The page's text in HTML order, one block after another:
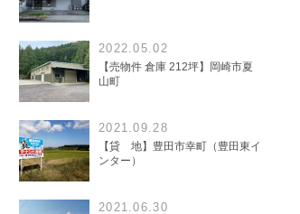
2022.05.02
【売物件 倉庫 212坪】岡崎市夏
山町
2021.09.28
【貸 地】豊田市幸町（豊田東イ
ンター）
2021.06.30